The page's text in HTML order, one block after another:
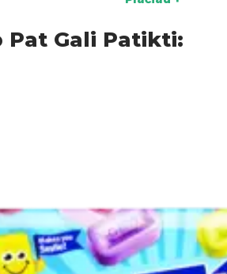
Kilmės šalis:
Pat Gali Patikti: